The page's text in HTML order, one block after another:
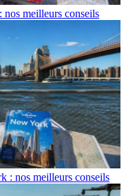
nos meilleurs conseils
: nos meilleurs conseils